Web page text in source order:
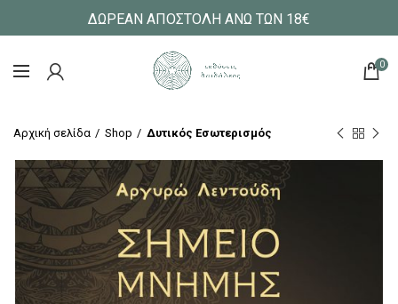
ΔΩΡΕΑΝ ΑΠΟΣΤΟΛΗ ΑΝΩ ΤΩΝ 18€
0
Αρχική σελίδα Shop Δυτικός Εσωτερισμός